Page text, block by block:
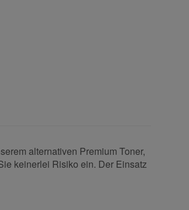
alternativen Premium Toner,
keinerlei Risiko ein. Der Einsatz